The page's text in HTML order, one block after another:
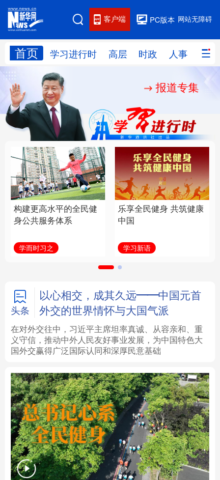
网站无障碍
PC版本
客户端
首页 学习进行时 高层 时政 人事 国际
网站地图
学习进行时 人事
国际 财经 网评
思客智库 全球连线 教育
科技 科创 量子 体育
文化 书画 健康 军事
访谈 视频 图片 政务
学术中国 乡村振兴 银龄 溯源中国
城市 旅游 能源
彩票 娱乐 时尚 悦读
文化产业
地方频道
北京 天津 河北 山西
报道专集
构建更高水平的全民健
身公共服务体系
学而时习之
乐享全民健身 共筑健康
中国
学习新语
头条
以心相交，成其久远——中国元首
外交的世界情怀与大国气派
在对外交往中，习近平主席坦率真诚、从容亲和、重
义守信，推动中外人民友好事业发展，为中国特色大
国外交赢得广泛国际认同和深厚民意基础